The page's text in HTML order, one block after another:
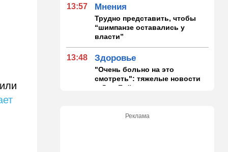
13:57 Мнения
Трудно представить, чтобы
“шимпанзе оставались у
власти”
13:48 Здоровье
"Очень больно на это
смотреть": тяжелые новости
о Джо Байдене
Отпуск, обернувшийся
Реклама